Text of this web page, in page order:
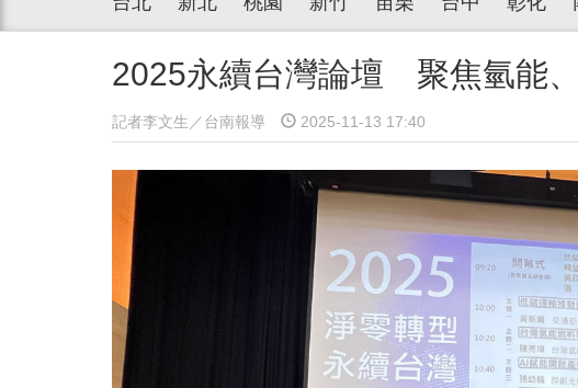
2025永續台灣論壇 聚焦氫能
記者李文生／台南報導 2025-11-13 17:40